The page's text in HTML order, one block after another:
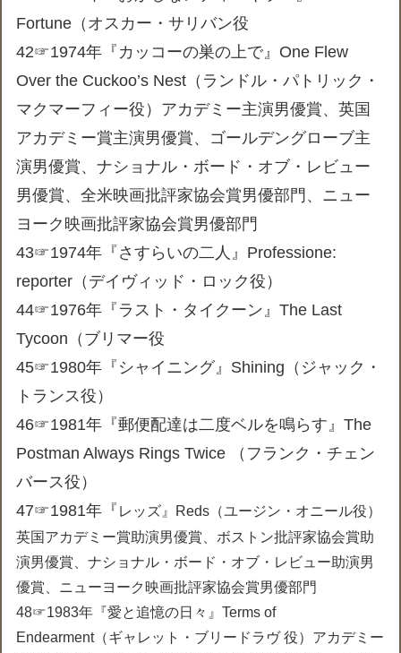
Fortune（オスカー・サリバン役
42☞1974年『カッコーの巣の上で』One Flew
Over the Cuckoo’s Nest（ランドル・パトリック・
マクマーフィー役）アカデミー主演男優賞、英国
アカデミー賞主演男優賞、ゴールデングローブ主
演男優賞、ナショナル・ボード・オブ・レビュー
男優賞、全米映画批評家協会賞男優部門、ニュー
ヨーク映画批評家協会賞男優部門
43☞1974年『さすらいの二人』Professione:
reporter（デイヴィッド・ロック役）
44☞1976年『ラスト・タイクーン』The Last
Tycoon（ブリマー役
45☞1980年『シャイニング』Shining（ジャック・
トランス役）
46☞1981年『郵便配達は二度ベルを鳴らす』The
Postman Always Rings Twice （フランク・チェン
バース役）
47☞1981年『 レッズ』Reds（ユージン・オニール役）
英国アカデミー賞助演男優賞、ボストン批評家協会賞助
演男優賞、ナショナル・ボード・オブ・レビュー助演男
優賞、ニューヨーク映画批評家協会賞男優部門
48☞1983年『愛と追憶の日々』Terms of
Endearment（ギャレット・ブリードラヴ 役）アカデミー